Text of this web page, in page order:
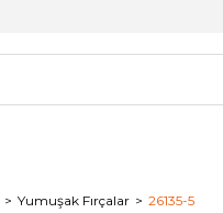
Yumuşak Fırçalar 26135-5